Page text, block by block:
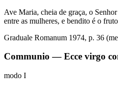
Ave Maria, cheia de graça, o
entre as mulheres, e bendito é o
Graduale Romanum 1974, p. 36
Communio — Ecce virgo
modo I